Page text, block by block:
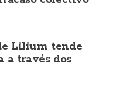
Lilium tende
a través dos